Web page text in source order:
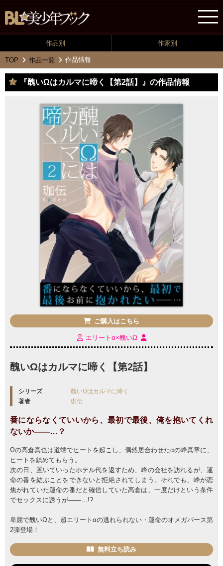
作品別 作家別
TOP 作品一覧 作品情報
『醜いΩはカルマに啼く【第2話】』の作品情報
ご購入はこちら
エリートα×醜いΩ
醜いΩはカルマに啼く【第2話】
シリーズ
醜いΩはカルマに啼く
著者
珈伝
番にならなくていいから、最初で最後、俺を抱いてくれ
ないか――…？
Ωの高倉真也は道端でヒートを起こし、偶然居合わせたαの峰真章に、
ヒートを鎮めてもらう。
次の日、置いていったホテル代を返すため、峰の会社を訪れるが、運
命の番を結ぶことをできないと拒絶されてしまう。それでも、峰が恋
焦がれていた運命の番だと確信していた高倉は、一度だけという条件
でセックスに誘うが――…!?
卑屈で醜いΩと、超エリートαの逃れられない・運命のオメガバース第
2弾登場！
無料立ち読み